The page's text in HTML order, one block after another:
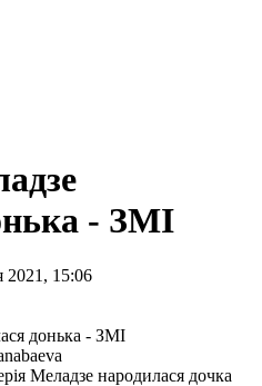
- ЗМІ
2021, 15:06
Меладзе народилася дочка